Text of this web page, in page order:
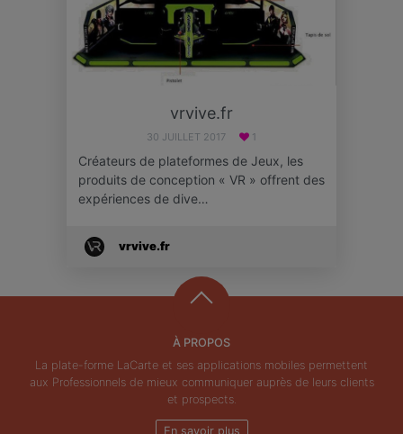
vrvive.fr
30 JUILLET 2017 1
Créateurs de plateformes de Jeux, les
produits de conception « VR » offrent des
expériences de dive…
vrvive.fr
À PROPOS
La plate-forme LaCarte et ses applications mobiles permettent
aux Professionnels de mieux communiquer auprès de leurs clients
et prospects.
En savoir plus